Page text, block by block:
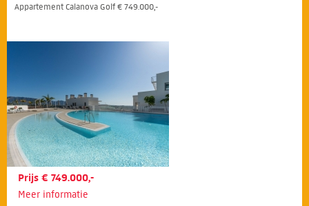
Appartement Calanova Golf € 749.000,-
Prijs € 749.000,-
Meer informatie